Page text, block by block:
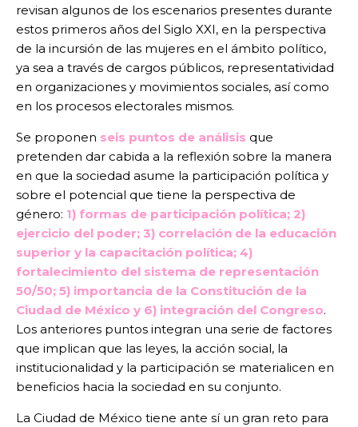
revisan algunos de los escenarios presentes durante
estos primeros años del Siglo XXI, en la perspectiva
de la incursión de las mujeres en el ámbito político,
ya sea a través de cargos públicos, representatividad
en organizaciones y movimientos sociales, así como
en los procesos electorales mismos.
Se proponen seis puntos de análisis que
pretenden dar cabida a la reflexión sobre la manera
en que la sociedad asume la participación política y
sobre el potencial que tiene la perspectiva de
género: 1) formas de participación política; 2)
ejercicio del poder; 3) correlación de la educación
superior y la capacitación política; 4)
fortalecimiento del sistema de representación
50/50; 5) importancia de la Constitución de la
Ciudad de México y 6) integración del Congreso.
Los anteriores puntos integran una serie de factores
que implican que las leyes, la acción social, la
institucionalidad y la participación se materialicen en
beneficios hacia la sociedad en su conjunto.
La Ciudad de México tiene ante sí un gran reto para